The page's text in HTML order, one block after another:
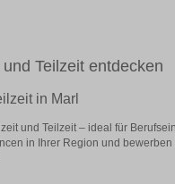
Teilzeit entdecken
in Marl
und Teilzeit – ideal für
in Ihrer Region und